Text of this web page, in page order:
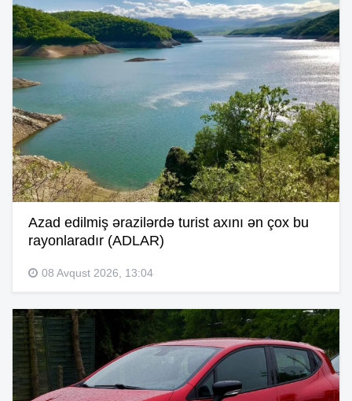
Azad edilmiş ərazilərdə turist axını ən çox bu
rayonlaradır (ADLAR)
08 Avqust 2026, 13:04